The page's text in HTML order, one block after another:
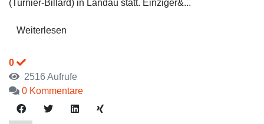
(Turnier-Billard) in Landau statt. Einziger&...
Weiterlesen
0
2516 Aufrufe
0 Kommentare